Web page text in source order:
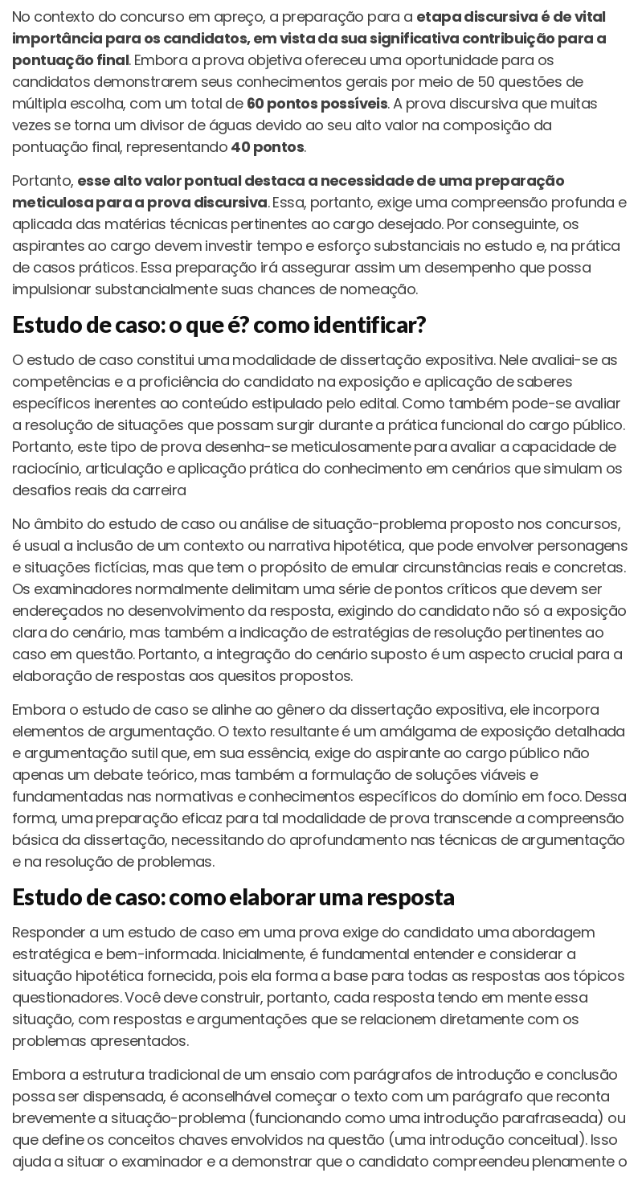
No contexto do concurso em apreço, a preparação para a etapa discursiva é de vital
importância para os candidatos, em vista da sua significativa contribuição para a
pontuação final. Embora a prova objetiva ofereceu uma oportunidade para os
candidatos demonstrarem seus conhecimentos gerais por meio de 50 questões de
múltipla escolha, com um total de 60 pontos possíveis. A prova discursiva que muitas
vezes se torna um divisor de águas devido ao seu alto valor na composição da
pontuação final, representando 40 pontos.
Portanto, esse alto valor pontual destaca a necessidade de uma preparação
meticulosa para a prova discursiva. Essa, portanto, exige uma compreensão profunda e
aplicada das matérias técnicas pertinentes ao cargo desejado. Por conseguinte, os
aspirantes ao cargo devem investir tempo e esforço substanciais no estudo e, na prática
de casos práticos. Essa preparação irá assegurar assim um desempenho que possa
impulsionar substancialmente suas chances de nomeação.
Estudo de caso: o que é? como identificar?
O estudo de caso constitui uma modalidade de dissertação expositiva. Nele avaliai-se as
competências e a proficiência do candidato na exposição e aplicação de saberes
específicos inerentes ao conteúdo estipulado pelo edital. Como também pode-se avaliar
a resolução de situações que possam surgir durante a prática funcional do cargo público.
Portanto, este tipo de prova desenha-se meticulosamente para avaliar a capacidade de
raciocínio, articulação e aplicação prática do conhecimento em cenários que simulam os
desafios reais da carreira
No âmbito do estudo de caso ou análise de situação-problema proposto nos concursos,
é usual a inclusão de um contexto ou narrativa hipotética, que pode envolver personagens
e situações fictícias, mas que tem o propósito de emular circunstâncias reais e concretas.
Os examinadores normalmente delimitam uma série de pontos críticos que devem ser
endereçados no desenvolvimento da resposta, exigindo do candidato não só a exposição
clara do cenário, mas também a indicação de estratégias de resolução pertinentes ao
caso em questão. Portanto, a integração do cenário suposto é um aspecto crucial para a
elaboração de respostas aos quesitos propostos.
Embora o estudo de caso se alinhe ao gênero da dissertação expositiva, ele incorpora
elementos de argumentação. O texto resultante é um amálgama de exposição detalhada
e argumentação sutil que, em sua essência, exige do aspirante ao cargo público não
apenas um debate teórico, mas também a formulação de soluções viáveis e
fundamentadas nas normativas e conhecimentos específicos do domínio em foco. Dessa
forma, uma preparação eficaz para tal modalidade de prova transcende a compreensão
básica da dissertação, necessitando do aprofundamento nas técnicas de argumentação
e na resolução de problemas.
Estudo de caso: como elaborar uma resposta
Responder a um estudo de caso em uma prova exige do candidato uma abordagem
estratégica e bem-informada. Inicialmente, é fundamental entender e considerar a
situação hipotética fornecida, pois ela forma a base para todas as respostas aos tópicos
questionadores. Você deve construir, portanto, cada resposta tendo em mente essa
situação, com respostas e argumentações que se relacionem diretamente com os
problemas apresentados.
Embora a estrutura tradicional de um ensaio com parágrafos de introdução e conclusão
possa ser dispensada, é aconselhável começar o texto com um parágrafo que reconta
brevemente a situação-problema (funcionando como uma introdução parafraseada) ou
que define os conceitos chaves envolvidos na questão (uma introdução conceitual). Isso
ajuda a situar o examinador e a demonstrar que o candidato compreendeu plenamente o